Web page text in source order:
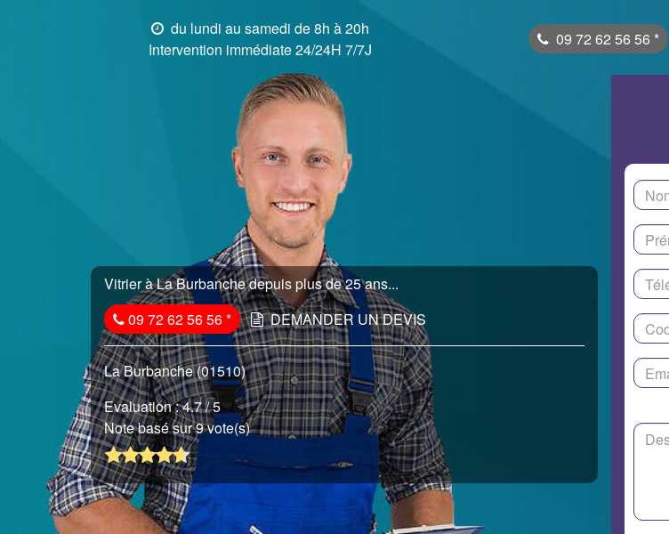
du lundi au samedi de 8h à 20h
Intervention immédiate 24/24H 7/7J
09 72 62 56 56 *
Vitrier à La Burbanche depuis plus de 25 ans...
09 72 62 56 56* DEMANDER UN DEVIS
La Burbanche (01510)
Evaluation :4.7/ 5
Note basé sur 9 vote(s)